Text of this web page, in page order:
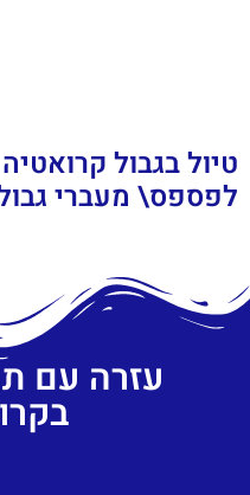
טיול בגבול
לפספס\ מעברי
עזרה עם